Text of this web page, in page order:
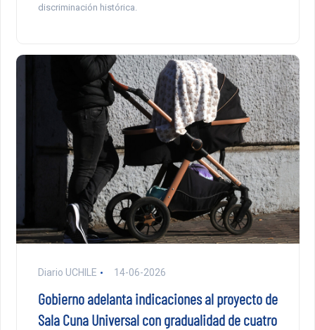
discriminación histórica.
Diario UCHILE 14-06-2026
Gobierno adelanta indicaciones al proyecto de
Sala Cuna Universal con gradualidad de cuatro